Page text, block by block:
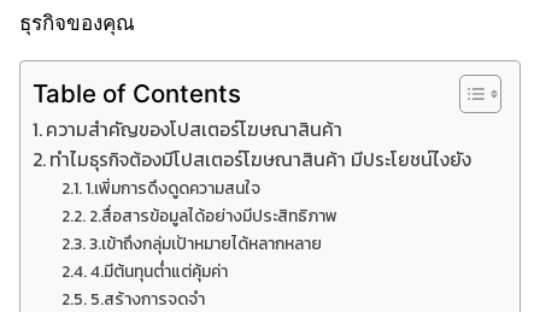
ธุรกิจของคุณ
Table of Contents
ความสำคัญของโปสเตอร์โฆษณาสินค้า
ทำไมธุรกิจต้องมีโปสเตอร์โฆษณาสินค้า มีประโยชน์ไงยัง
1.เพิ่มการดึงดูดความสนใจ
2.สื่อสารข้อมูลได้อย่างมีประสิทธิภาพ
3.เข้าถึงกลุ่มเป้าหมายได้หลากหลาย
4.มีต้นทุนต่ำแต่คุ้มค่า
5.สร้างการจดจำ